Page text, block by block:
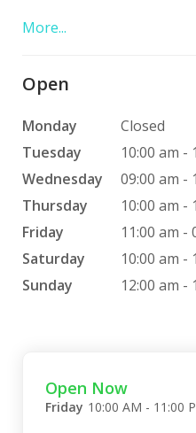
Φιλέτο
More...
Φιλέτο
More...
Μπιφτέκι
More...
Open
Monday
Closed
Tuesday
10:00 am -
Wednesday
09:00 am -
Thursday
10:00 am -
Friday
11:00 am -
Saturday
10:00 am -
Sunday
12:00 am -
Open Now
Friday 10:00 AM - 11:00